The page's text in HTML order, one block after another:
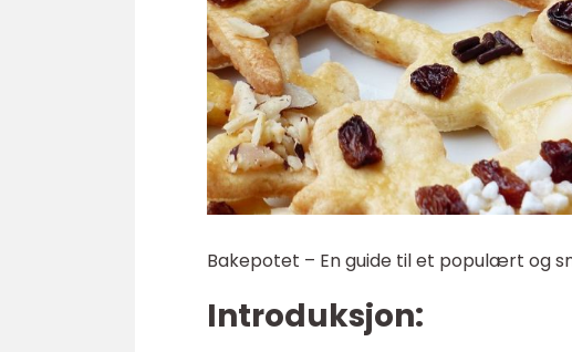
Bakepotet – En guide til et populært og
Introduksjon: